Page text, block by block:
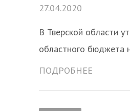
27.04.2020
В Тверской области
областного бюджета
ПОДРОБНЕЕ